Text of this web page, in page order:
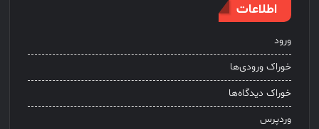
اطلاعات
ورود
خوراک ورودی‌ها
خوراک دیدگاه‌ها
وردپرس